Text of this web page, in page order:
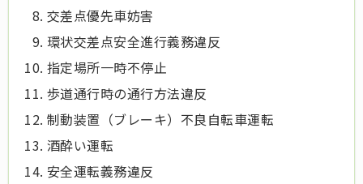
交差点優先車妨害
環状交差点安全進行義務違反
指定場所一時不停止
歩道通行時の通行方法違反
制動装置（ブレーキ）不良自転車運転
酒酔い運転
安全運転義務違反